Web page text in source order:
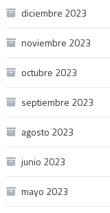
diciembre 2023
noviembre 2023
octubre 2023
septiembre 2023
agosto 2023
junio 2023
mayo 2023